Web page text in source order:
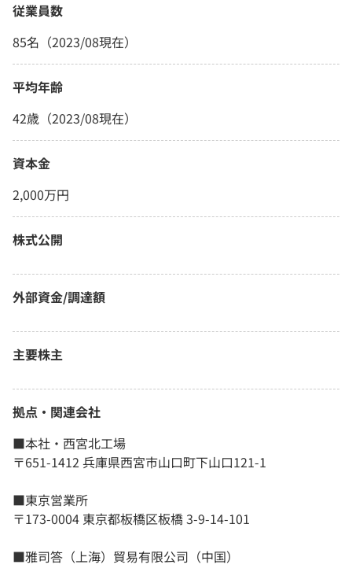
従業員数
85名（2023/08現在）
平均年齢
42歳（2023/08現在）
資本金
2,000万円
株式公開
外部資金/調達額
主要株主
拠点・関連会社
■本社・西宮北工場
〒651-1412 兵庫県西宮市山口町下山口121-1
■東京営業所
〒173-0004 東京都板橋区板橋 3-9-14-101
■雅司答（上海）貿易有限公司（中国）